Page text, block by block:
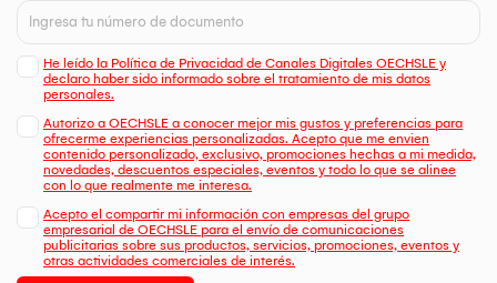
He leído la Política de Privacidad de Canales Digitales OECHSLE y
declaro haber sido informado sobre el tratamiento de mis datos
personales.
Autorizo a OECHSLE a conocer mejor mis gustos y preferencias para
ofrecerme experiencias personalizadas. Acepto que me envien
contenido personalizado, exclusivo, promociones hechas a mi medida,
novedades, descuentos especiales, eventos y todo lo que se alinee
con lo que realmente me interesa.
Acepto el compartir mi información con empresas del grupo
empresarial de OECHSLE para el envío de comunicaciones
publicitarias sobre sus productos, servicios, promociones, eventos y
otras actividades comerciales de interés.